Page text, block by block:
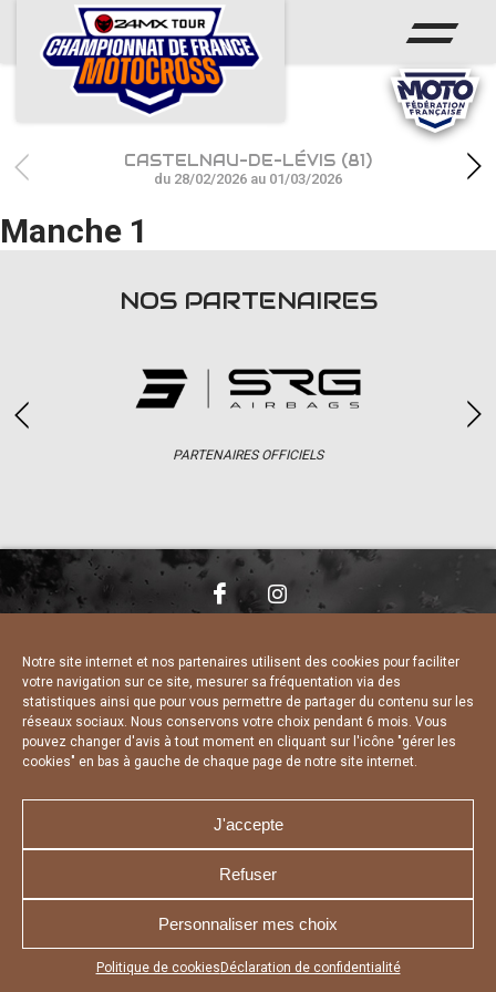
Notre site internet et nos partenaires utilisent des cookies pour faciliter
votre navigation sur ce site, mesurer sa fréquentation via des
statistiques ainsi que pour vous permettre de partager du contenu sur les
réseaux sociaux. Nous conservons votre choix pendant 6 mois. Vous
pouvez changer d'avis à tout moment en cliquant sur l'icône "gérer les
cookies" en bas à gauche de chaque page de notre site internet.
J'accepte
Refuser
Personnaliser mes choix
Politique de cookies Déclaration de confidentialité
Appuyez sur le bouton partager en bas de votre
ACCUEIL
ACTUS
CALENDRIER
RÉSULTATS
PHOTOS / WEB TV
CASTELNAU-DE-LÉVIS (81)
du 28/02/2026 au 01/03/2026
Manche 1
NOS PARTENAIRES
PARTENAIRES OFFICIELS
CHARTE DE CONFIDENTIALITÉ
DÉCLARATION DE CONFIDENTIALITÉ
POLITIQUE D’UTILISATION DES COOKIES
RÉALISÉ PAR L’AGENCE WEB A3 WEB